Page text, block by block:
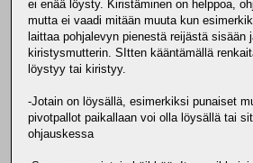
ei enää löysty. Kiristäminen on helppoa,
mutta ei vaadi mitään muuta kun
laittaa pohjalevyn pienestä reijästä sisään
kiristysmutterin. SItten kääntämällä
löystyy tai kiristyy.
-Jotain on löysällä, esimerkiksi punaiset
pivotpallot paikallaan voi olla löysällä tai
ohjauskessa